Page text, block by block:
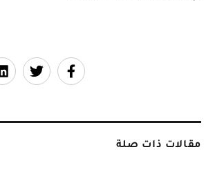
مقالات ذات صلة